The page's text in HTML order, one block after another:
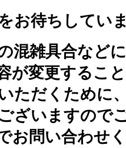
お待ちしてい
混雑具合など
が変更するこ
ただくために
ございますので
お問い合わせ